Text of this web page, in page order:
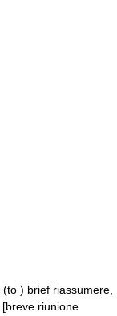
) brief riassumere,
riunione